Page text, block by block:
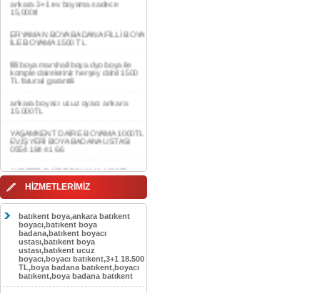
ERYAMAN BOYA BADANA FİLLİ BOYA
İLE BOYAMA 1500 TL
filli boya marshall boya dyo boya ile
komple daireleriniz herşey dahil 1500
ankara boyacı ucuz oyacı ankara
15.000TL
YAŞAMKENT DAİRE BOYAMA 1000TL
EV,İŞYERİ BOYA BADANA USTASI
AKDERE DAİRE BOYAMA 1000TL
EV,İŞYERİ BOYA BADANA USTASI
CEBECİ DAİRE BOYAMA 1000TL
EV,İŞYERİ BOYA BADANA USTASI
0554 184 41 66
HASKÖY DAİRE BOYAMA 1000TL
EV,İŞYERİ BOYA BADANA USTASI
0554 184 41 66
GÖLBAŞI DAİRE BOYAMA 1000TL
EV,İŞYERİ BOYA BADANA USTASI
0554 184 41 66
HİZMETLERİMİZ
batıkent boya,ankara batıkent
boyacı,batıkent boya
badana,batıkent boyacı
ustası,batıkent boya
ustası,batıkent ucuz
boyacı,boyacı batıkent,3+1 18.500
TL,boya badana batıkent,boyacı
batıkent,boya badana batıkent